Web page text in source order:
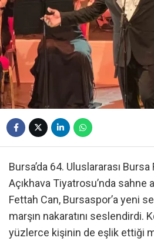
Bursa’da 64. Uluslararası
Açıkhava Tiyatrosu’nda sahne
Fettah Can, Bursaspor’a yeni
marşın nakaratını seslendirdi.
yüzlerce kişinin de eşlik ettiği